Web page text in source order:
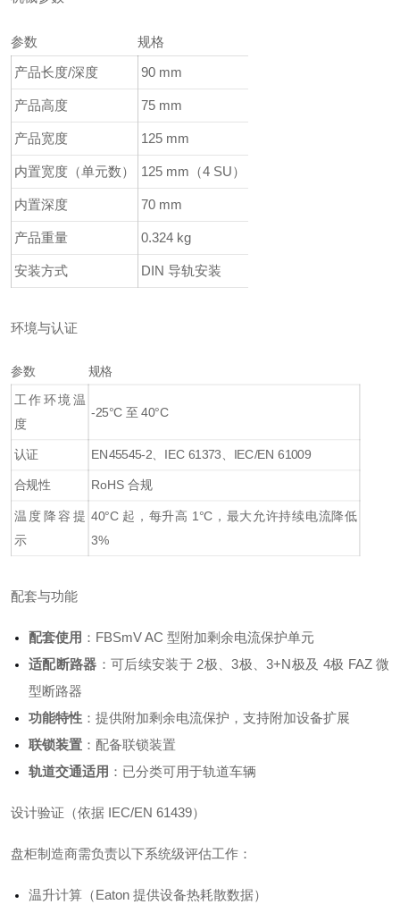
参数
规格
产品长度/深度
90 mm
产品高度 75 mm
产品宽度 125 mm
内置宽度（单元数） 125 mm（4 SU）
内置深度 70 mm
产品重量 0.324 kg
安装方式 DIN 导轨安装
环境与认证
参数 规格
工作环境温
度
-25°C 至 40°C
认证 EN45545-2、IEC 61373、IEC/EN 61009
合规性 RoHS 合规
温度降容提
示
40°C 起，每升高 1°C，最大允许持续电流降低
3%
配套与功能
配套使用 ：FBSmV AC 型附加剩余电流保护单元
适配断路器 ：可后续安装于 2极、3极、3+N极及 4极 FAZ 微
型断路器
功能特性 ：提供附加剩余电流保护，支持附加设备扩展
联锁装置 ：配备联锁装置
轨道交通适用 ：已分类可用于轨道车辆
设计验证（依据 IEC/EN 61439）
盘柜制造商需负责以下系统级评估工作 ：
温升计算（Eaton 提供设备热耗散数据）